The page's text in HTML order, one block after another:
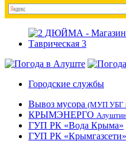
Городские службы
Вывоз мусора (МУП УБГ
КРЫМЭНЕРГО
ГУП РК «Вода Крыма»
ГУП РК «Крымгазсети»